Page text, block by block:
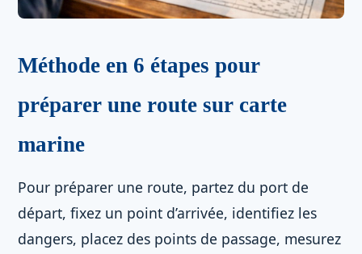
Méthode en 6 étapes pour
préparer une route sur carte
marine
Pour préparer une route, partez du port de
départ, fixez un point d’arrivée, identifiez les
dangers, placez des points de passage, mesurez